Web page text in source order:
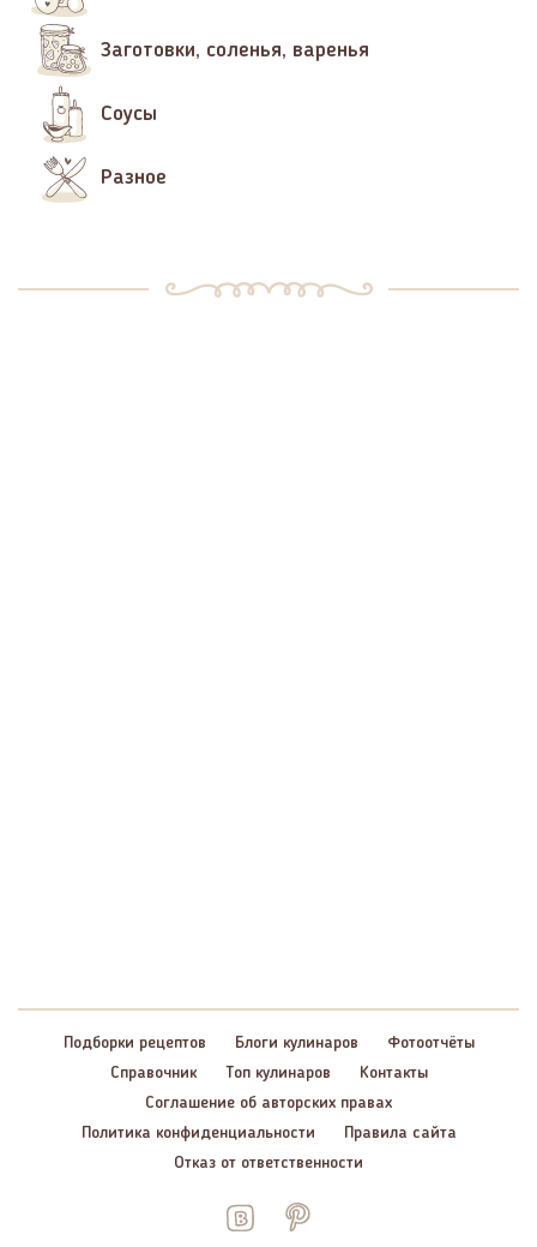
Заготовки, соленья, варенья
Соусы
Разное
Подборки рецептов Блоги кулинаров
Фотоотчёты
Справочник
Топ кулинаров
Контакты
Соглашение об авторских правах
Политика конфиденциальности
Правила сайта
Отказ от ответственности